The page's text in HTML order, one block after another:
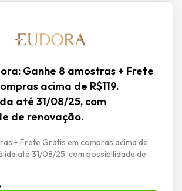
Ganhe 8 amostras + Frete
acima de R$119.
até 31/08/25, com
de renovação.
+ Frete Grátis em compras acima de
até 31/08/25, com possibilidade de